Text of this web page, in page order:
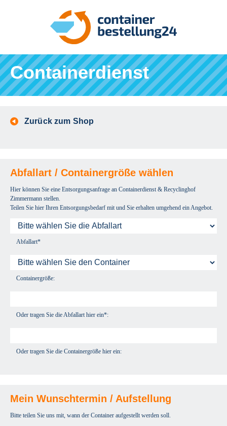
Containerdienst
Zurück zum Shop
Abfallart / Containergröße wählen
Hier können Sie eine Entsorgungsanfrage an Containerdienst & Recyclinghof
Zimmermann stellen.
Teilen Sie hier Ihren Entsorgungsbedarf mit und Sie erhalten umgehend ein Angebot.
Abfallart*
Containergröße:
Oder tragen Sie die Abfallart hier ein*:
Oder tragen Sie die Containergröße hier ein:
Mein Wunschtermin / Aufstellung
Bitte teilen Sie uns mit, wann der Container aufgestellt werden soll.